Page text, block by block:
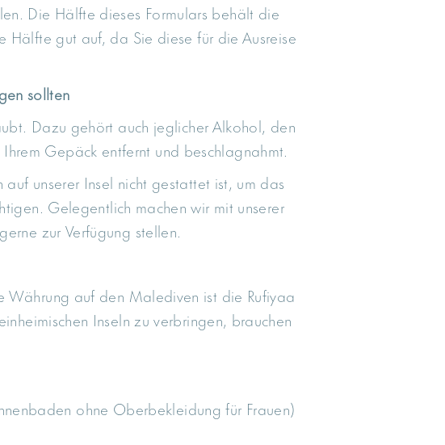
Die Hälfte dieses Formulars behält die
Hälfte gut auf, da Sie diese für die Ausreise
sollten
Dazu gehört auch jeglicher Alkohol, den
Gepäck entfernt und beschlagnahmt.
unserer Insel nicht gestattet ist, um das
Gelegentlich machen wir mit unserer
zur Verfügung stellen.
auf den Malediven ist die Rufiyaa
Inseln zu verbringen, brauchen
ohne Oberbekleidung für Frauen)